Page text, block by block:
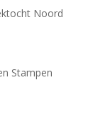
Noord
Stampen